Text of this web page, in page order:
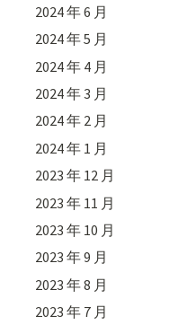
2024 年 6 月
2024 年 5 月
2024 年 4 月
2024 年 3 月
2024 年 2 月
2024 年 1 月
2023 年 12 月
2023 年 11 月
2023 年 10 月
2023 年 9 月
2023 年 8 月
2023 年 7 月